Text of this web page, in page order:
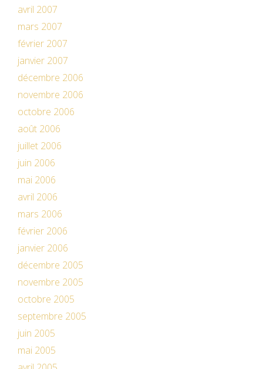
avril 2007
mars 2007
février 2007
janvier 2007
décembre 2006
novembre 2006
octobre 2006
août 2006
juillet 2006
juin 2006
mai 2006
avril 2006
mars 2006
février 2006
janvier 2006
décembre 2005
novembre 2005
octobre 2005
septembre 2005
juin 2005
mai 2005